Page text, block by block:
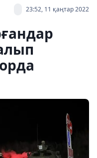
23:52, 11 қаңтар 2022